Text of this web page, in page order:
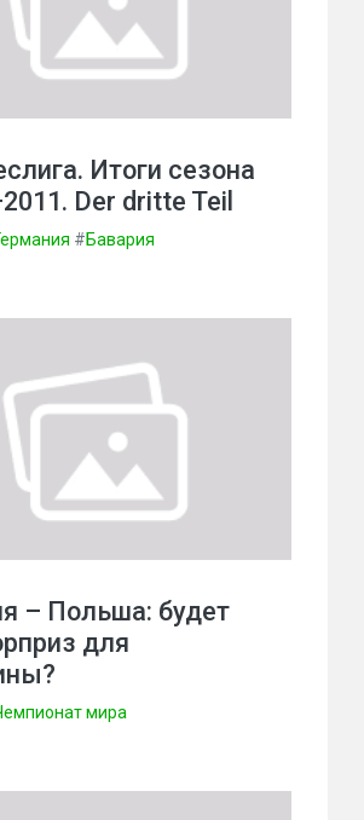
Итоги сезона
Der dritte Teil
#Бавария
– Польша: будет
для
мира